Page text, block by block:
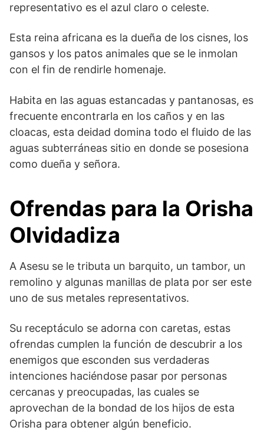
representativo es el azul claro o celeste.
Esta reina africana es la dueña de los cisnes, los
gansos y los patos animales que se le inmolan
con el fin de rendirle homenaje.
Habita en las aguas estancadas y pantanosas, es
frecuente encontrarla en los caños y en las
cloacas, esta deidad domina todo el fluido de las
aguas subterráneas sitio en donde se posesiona
como dueña y señora.
Ofrendas para la Orisha
Olvidadiza
A Asesu se le tributa un barquito, un tambor, un
remolino y algunas manillas de plata por ser este
uno de sus metales representativos.
Su receptáculo se adorna con caretas, estas
ofrendas cumplen la función de descubrir a los
enemigos que esconden sus verdaderas
intenciones haciéndose pasar por personas
cercanas y preocupadas, las cuales se
aprovechan de la bondad de los hijos de esta
Orisha para obtener algún beneficio.